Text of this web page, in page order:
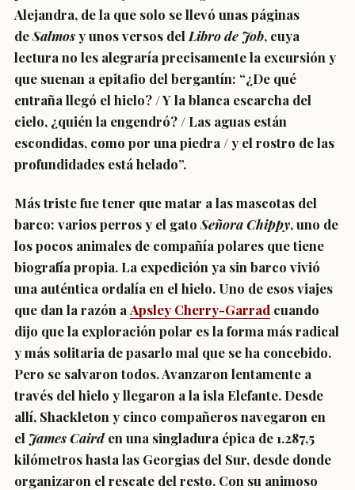
Alejandra, de la que solo se llevó unas páginas
deSalmosy unos versos del Libro de Job, cuya
lectura no les alegraría precisamente la excursión y
que suenan a epitafio del bergantín: “¿De qué
entraña llegó el hielo? / Y la blanca escarcha del
cielo, ¿quién la engendró? / Las aguas están
escondidas, como por una piedra / y el rostro de las
profundidades está helado”.
Más triste fue tener que matar a las mascotas del
barco: varios perros y el gato Señora Chippy, uno de
los pocos animales de compañía polares que tiene
biografía propia. La expedición ya sin barco vivió
una auténtica ordalía en el hielo. Uno de esos viajes
que dan la razón a Apsley Cherry-Garrad cuando
dijo que la exploración polar es la forma más radical
y más solitaria de pasarlo mal que se ha concebido.
Pero se salvaron todos. Avanzaron lentamente a
través del hielo y llegaron a la isla Elefante. Desde
allí, Shackleton y cinco compañeros navegaron en
el James Cairden una singladura épica de 1.287,5
kilómetros hasta las Georgias del Sur, desde donde
organizaron el rescate del resto. Con su animoso